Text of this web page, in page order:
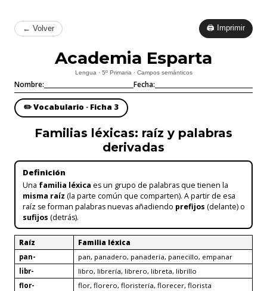
← Volver 🖨 Imprimir
Academia Esparta
Lengua · 5º Primaria · Campos semánticos
Nombre: Fecha:
✏️ Vocabulario · Ficha 3
Familias léxicas: raíz y palabras
derivadas
Definición
Una familia léxica es un grupo de palabras que tienen la
misma raíz (la parte común que comparten). A partir de esa
raíz se forman palabras nuevas añadiendo prefijos (delante) o
sufijos (detrás).
Raíz
Familia léxica
pan-
pan, panadero, panadería, panecillo, empanar
libr-
libro, librería, librero, libreta, librillo
flor-
flor, florero, floristería, florecer, florista